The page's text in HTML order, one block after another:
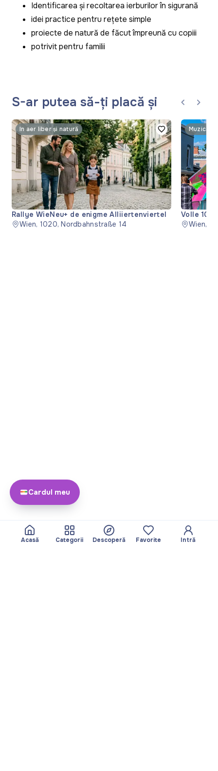
Identificarea și recoltarea ierburilor în siguranță
idei practice pentru rețete simple
proiecte de natură de făcut împreună cu copiii
potrivit pentru familii
S-ar putea să-ți placă și
În aer liber și natură
Rallye WieNeu+ de enigme Alliiertenviertel
Wien, 1020, Nordbahnstraße 14
Muzică
Volle 10
de zece
Wien,
Acasă Categorii Descoperă Favorite Intră
Cardul meu